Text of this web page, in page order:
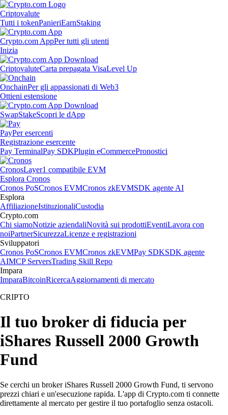
Criptovalute
Tutti i tokenPanieriEarnStaking
Crypto.com AppPer tutti gli utenti
Inizia
CriptovaluteCarta prepagata VisaLevel Up
OnchainPer gli appassionati di Web3
Ottieni estensione
SwapStakeScopri le dApp
PayPer esercenti
Registrazione esercente
Pay TerminalPay SDKPlugin eCommercePronostici
CronosLayer1 compatibile EVM
Esplora Cronos
Cronos PoSCronos EVMCronos zkEVMSDK agente AI
Esplora
AffiliazioneIstituzionaliCustodia
Crypto.com
Chi siamoNotizie aziendaliNovità sui prodottiEventiLavora con
noiPartnerSicurezzaLicenze e registrazioni
Sviluppatori
Cronos PoSCronos EVMCronos zkEVMPay SDKSDK agente
AIMCP ServersTrading Skill Repo
Impara
ImparaBitcoinRicercaAggiornamenti di mercato
CRIPTO
Il tuo broker di fiducia per
iShares Russell 2000 Growth
Fund
Se cerchi un broker iShares Russell 2000 Growth Fund, ti servono
prezzi chiari e un'esecuzione rapida. L'app di Crypto.com ti connette
direttamente al mercato per gestire il tuo portafoglio senza ostacoli.